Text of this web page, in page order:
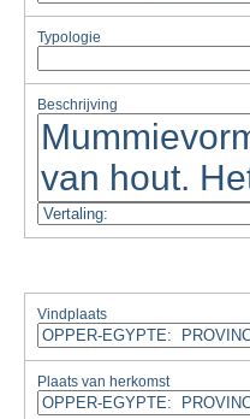
Typologie
Beschrijving
Vindplaats
Plaats van herkomst